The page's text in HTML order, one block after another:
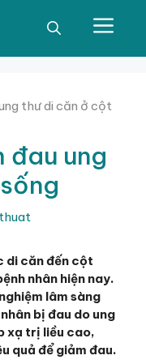
thư di căn ở cột
đau ung
di căn đến cột
nhân hiện nay.
lâm sàng
bị đau do ung
xạ trị liều cao,
quả để giảm đau.